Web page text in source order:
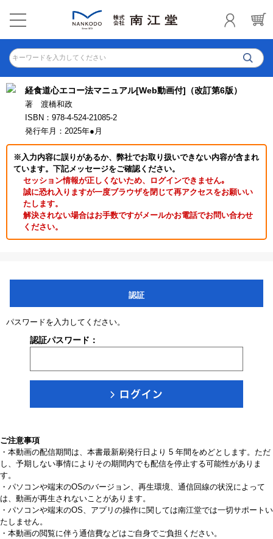
キーワードを入力してください
経食道心エコー法マニュアル[Web動画付]（改訂第6版）
著 渡橋和政
ISBN：978-4-524-21085-2
発行年月：2025年●月
※入力内容に誤りがあるか、弊社でお取り扱いできない内容が含まれ
ています。下記メッセージをご確認ください。
セッション情報が正しくないため、ログインできません｡
誠に恐れ入りますが一度ブラウザを閉じて再アクセスをお願いい
たします。
解決されない場合はお手数ですがメールかお電話でお問い合わせ
ください。
認証
パスワードを入力してください。
認証パスワード：
ご注意事項
・本動画の配信期間は、本書最新刷発行日より 5 年間をめどとします。ただ
し、予期しない事情によりその期間内でも配信を停止する可能性がありま
す。
・パソコンや端末のOSのバージョン、再生環境、通信回線の状況によって
は、動画が再生されないことがあります。
・パソコンや端末のOS、アプリの操作に関しては南江堂では一切サポートい
たしません。
・本動画の閲覧に伴う通信費などはご自身でご負担ください。